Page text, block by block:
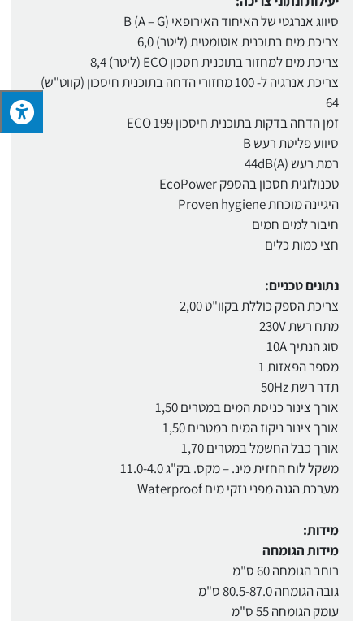
סיווג אנרגטי של האיחוד האירופאי (A – G) B
צריכת מים בתוכנית אוטומטית (ליטר) 6,0
צריכת מים למחזור בתוכנית חסכון ECO (ליטר) 8,4
צריכת אנרגיה ל- 100 מחזורי הדחה בתוכנית חיסכון (קווט"ש)
64
זמן הדחה בדקות בתוכנית חיסכון ECO 199
סיווע פליטת רעש B
רמת רעש 44dB(A)
טכנולוגית חסכון בהספק EcoPower
היגיינה מוכחת Proven hygiene
חיבור למים חמים
חצי כמות כלים
נתונים טכניים:
צריכת הספק כוללת בקוו"ט 2,00
מתח רשת 230V
סוג הנתיך 10A
מספר הפאזות 1
תדר רשת 50Hz
אורך צינור כניסת המים במטרים 1,50
אורך צינור ניקוז המים במטרים 1,50
אורך כבל החשמל במטרים 1,70
משקל לוח החזית מינ. – מקס. בק"ג 11.0-4.0
מערכת הגנה מפני נזקי מים Waterproof
מידות:
מידות הגומחה
רוחב הגומחה 60 ס"מ
גובה הגומחה 80.5-87.0 ס"מ
עומק הגומחה 55 ס"מ